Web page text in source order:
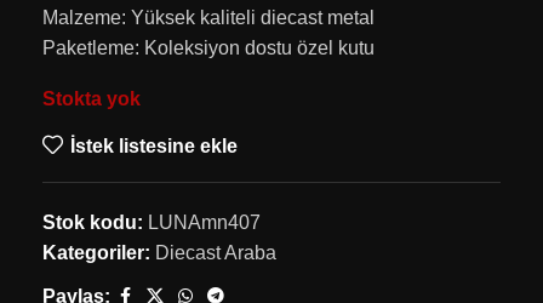
Malzeme: Yüksek kaliteli diecast metal
Paketleme: Koleksiyon dostu özel kutu
Stokta yok
İstek listesine ekle
Stok kodu: LUNAmn407
Kategoriler: Diecast Araba
Paylaş: